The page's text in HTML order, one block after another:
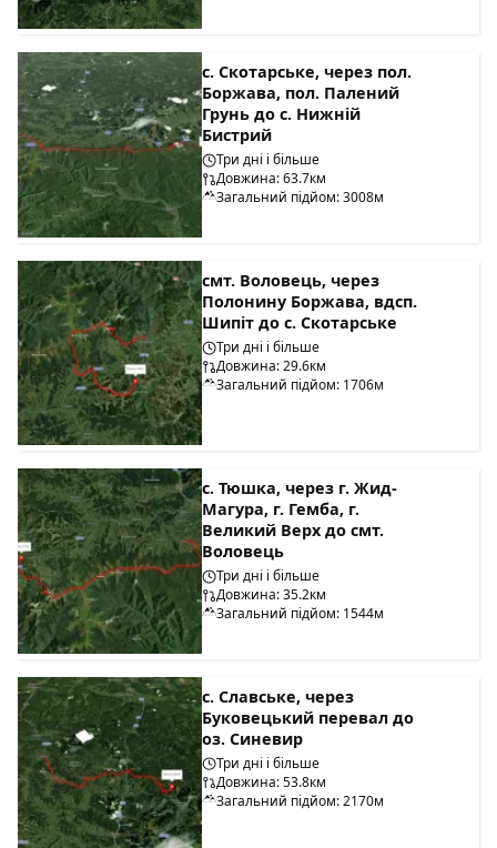
с. Скотарське, через пол.
Боржава, пол. Палений
Грунь до с. Нижній
Бистрий
Три дні і більше
Довжина: 63.7км
Загальний підйом: 3008м
смт. Воловець, через
Полонину Боржава, вдсп.
Шипіт до с. Скотарське
Три дні і більше
Довжина: 29.6км
Загальний підйом: 1706м
с. Тюшка, через г. Жид-
Магура, г. Гемба, г.
Великий Верх до смт.
Воловець
Три дні і більше
Довжина: 35.2км
Загальний підйом: 1544м
с. Славське, через
Буковецький перевал до
оз. Синевир
Три дні і більше
Довжина: 53.8км
Загальний підйом: 2170м